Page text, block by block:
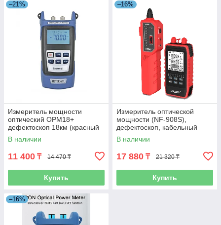
–21%
Измеритель мощности
оптический OPM18+
дефектоскоп 18км (красный
луч)
В наличии
11 400 ₸ 14 470 ₸
Купить
–16%
Измеритель оптической
мощности (NF-908S),
дефектоскоп, кабельный
тестер LAN, тональный
генератор 4 в 1
В наличии
17 880 ₸ 21 320 ₸
Купить
–16%